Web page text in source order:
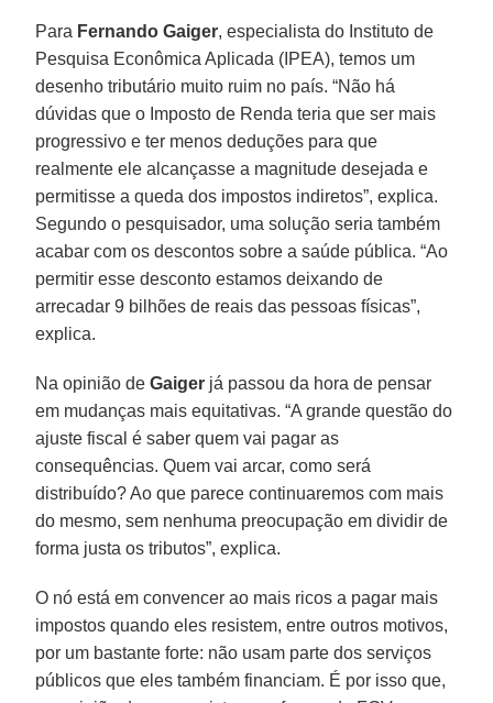
Para Fernando Gaiger, especialista do Instituto de
Pesquisa Econômica Aplicada (IPEA), temos um
desenho tributário muito ruim no país. “Não há
dúvidas que o Imposto de Renda teria que ser mais
progressivo e ter menos deduções para que
realmente ele alcançasse a magnitude desejada e
permitisse a queda dos impostos indiretos”, explica.
Segundo o pesquisador, uma solução seria também
acabar com os descontos sobre a saúde pública. “Ao
permitir esse desconto estamos deixando de
arrecadar 9 bilhões de reais das pessoas físicas”,
explica.
Na opinião deGaiger já passou da hora de pensar
em mudanças mais equitativas. “A grande questão do
ajuste fiscal é saber quem vai pagar as
consequências. Quem vai arcar, como será
distribuído? Ao que parece continuaremos com mais
do mesmo, sem nenhuma preocupação em dividir de
forma justa os tributos”, explica.
O nó está em convencer ao mais ricos a pagar mais
impostos quando eles resistem, entre outros motivos,
por um bastante forte: não usam parte dos serviços
públicos que eles também financiam. É por isso que,